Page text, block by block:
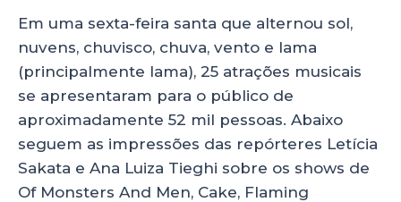
Em uma sexta-feira santa que alternou sol,
nuvens, chuvisco, chuva, vento e lama
(principalmente lama), 25 atrações musicais
se apresentaram para o público de
aproximadamente 52 mil pessoas. Abaixo
seguem as impressões das repórteres Letícia
Sakata e Ana Luiza Tieghi sobre os shows de
Of Monsters And Men, Cake, Flaming